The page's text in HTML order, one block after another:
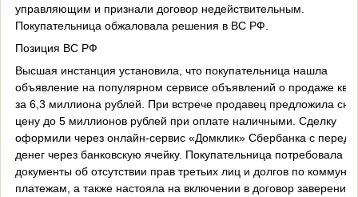
управляющим и признали договор недействительным.
Покупательница обжаловала решения в ВС РФ.
Позиция ВС РФ
Высшая инстанция установила, что покупательница нашла
объявление на популярном сервисе объявлений о продаже
за 6,3 миллиона рублей. При встрече продавец предложила
цену до 5 миллионов рублей при оплате наличными. Сделку
оформили через онлайн-сервис «Домклик» Сбербанка с
денег через банковскую ячейку. Покупательница потребовала
документы об отсутствии прав третьих лиц и долгов по
платежам, а также настояла на включении в договор заверений